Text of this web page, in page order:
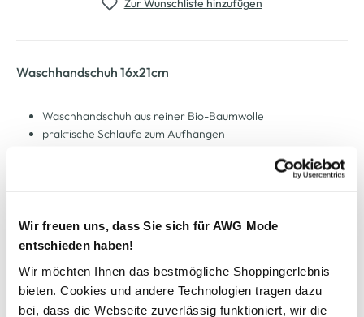
Wir freuen uns, dass Sie sich für AWG Mode
entschieden haben!
Wir möchten Ihnen das bestmögliche Shoppingerlebnis
bieten. Cookies und andere Technologien tragen dazu
bei, dass die Webseite zuverlässig funktioniert, wir die
Zur Wunschliste hinzufügen
Waschhandschuh 16x21cm
Waschhandschuh aus reiner Bio-Baumwolle
praktische Schlaufe zum Aufhängen
Maße 16x21cm
hiermit kommt Wohlgefühl in Ihr Bad
AWG Artikelnummer